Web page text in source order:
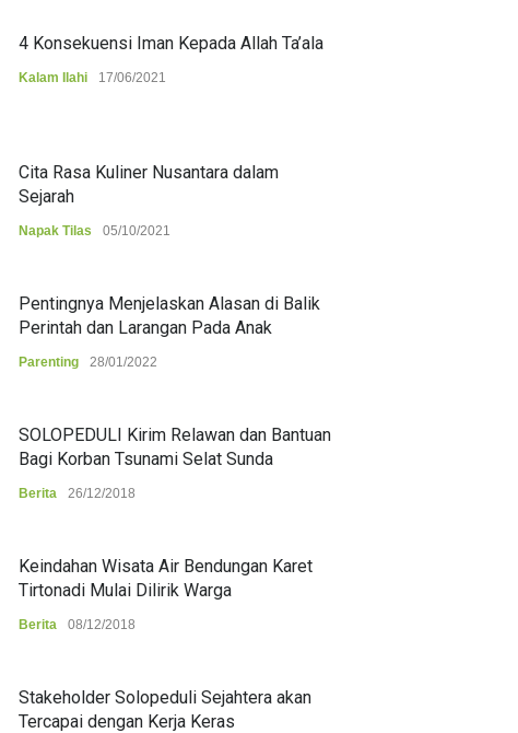
4 Konsekuensi Iman Kepada Allah Ta’ala
Kalam Ilahi 17/06/2021
Cita Rasa Kuliner Nusantara dalam
Sejarah
Napak Tilas 05/10/2021
Pentingnya Menjelaskan Alasan di Balik
Perintah dan Larangan Pada Anak
Parenting 28/01/2022
SOLOPEDULI Kirim Relawan dan Bantuan
Bagi Korban Tsunami Selat Sunda
Berita 26/12/2018
Keindahan Wisata Air Bendungan Karet
Tirtonadi Mulai Dilirik Warga
Berita 08/12/2018
Stakeholder Solopeduli Sejahtera akan
Tercapai dengan Kerja Keras